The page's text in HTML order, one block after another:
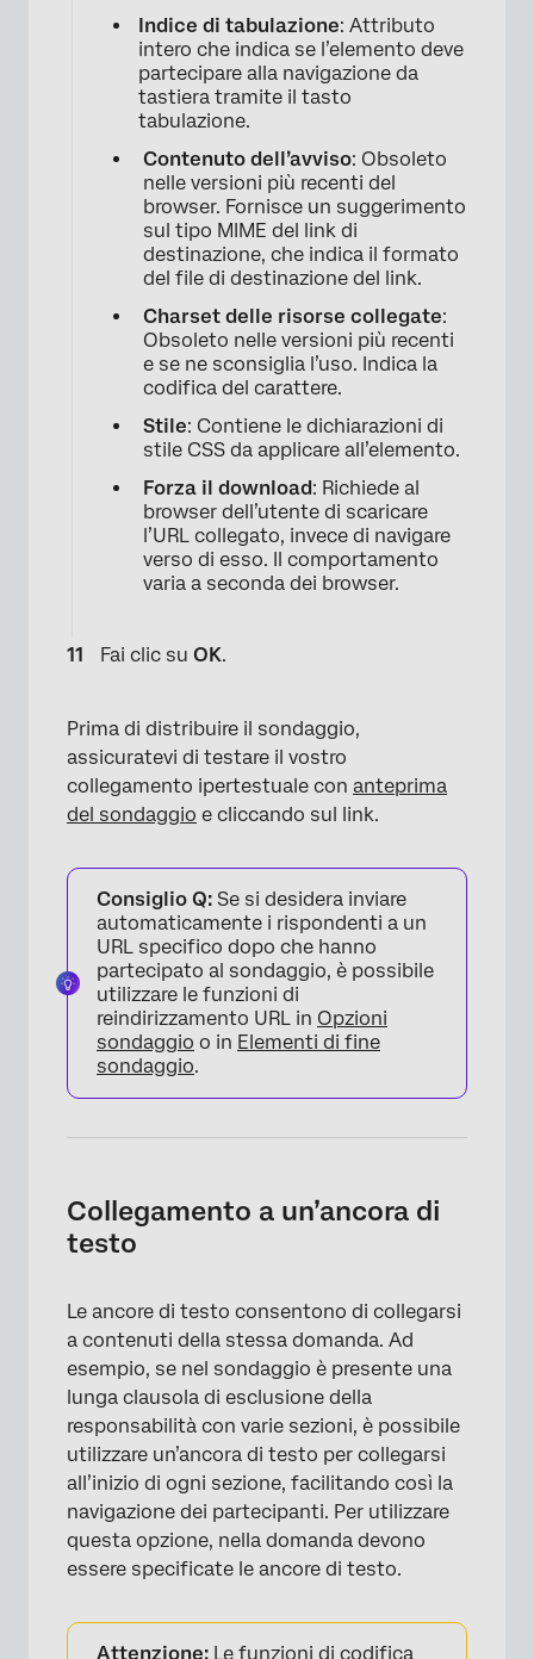
Indice di tabulazione: Attributo
intero che indica se l’elemento deve
partecipare alla navigazione da
tastiera tramite il tasto
tabulazione.
Contenuto dell’avviso: Obsoleto
nelle versioni più recenti del
browser. Fornisce un suggerimento
sul tipo MIME del link di
destinazione, che indica il formato
del file di destinazione del link.
Charset delle risorse collegate:
Obsoleto nelle versioni più recenti
e se ne sconsiglia l’uso. Indica la
codifica del carattere.
Stile: Contiene le dichiarazioni di
stile CSS da applicare all’elemento.
Forza il download: Richiede al
browser dell’utente di scaricare
l’URL collegato, invece di navigare
verso di esso. Il comportamento
varia a seconda dei browser.
Fai clic su OK.
Prima di distribuire il sondaggio,
assicuratevi di testare il vostro
collegamento ipertestuale con anteprima
del sondaggio e cliccando sul link.
Consiglio Q: Se si desidera inviare
automaticamente i rispondenti a un
URL specifico dopo che hanno
partecipato al sondaggio, è possibile
utilizzare le funzioni di
reindirizzamento URL in Opzioni
sondaggio o in Elementi di fine
sondaggio.
Collegamento a un’ancora di
testo
Le ancore di testo consentono di collegarsi
a contenuti della stessa domanda. Ad
esempio, se nel sondaggio è presente una
lunga clausola di esclusione della
responsabilità con varie sezioni, è possibile
utilizzare un’ancora di testo per collegarsi
all’inizio di ogni sezione, facilitando così la
navigazione dei partecipanti. Per utilizzare
questa opzione, nella domanda devono
essere specificate le ancore di testo.
Attenzione: Le funzioni di codifica